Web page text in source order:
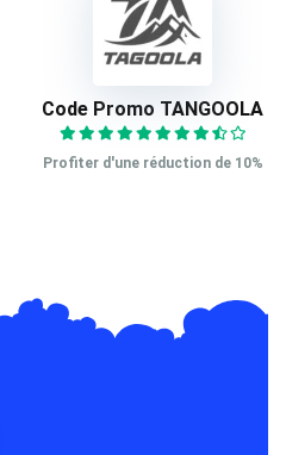
Code Promo TANGOOLA
Profiter d'une réduction de 10%